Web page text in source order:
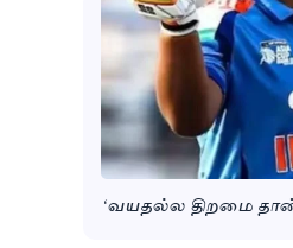
‘வயதல்ல திறமை தான்